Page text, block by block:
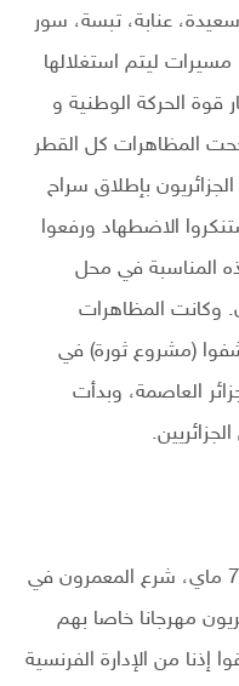
عنابة، تبسة، سور
ليتم استغلالها
الحركة الوطنية و
المظاهرات كل القطر
ماي 1945، ونادى الجزائريون بإطلاق سراح
الاضطهاد ورفعوا
المناسبة في محل
وكانت المظاهرات
(مشروع ثورة) في
العاصمة، وبدأت
ولما أعلن عن الاحتفال الرسمي يوم 7 ماي، شرع المعمرون في
مهرجانا خاصا بهم
إذنا من الإدارة الفرنسية